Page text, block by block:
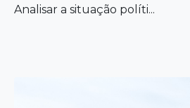
Analisar a situação políti...